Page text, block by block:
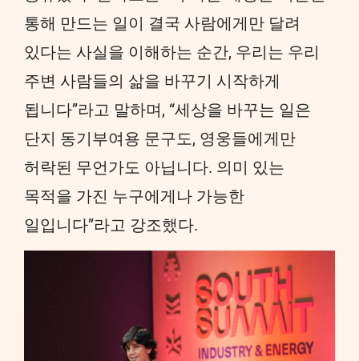
통해 만드는 일이 결국 사람에게만 달려
있다는 사실을 이해하는 순간, 우리는 우리
주변 사람들의 삶을 바꾸기 시작하게
됩니다”라고 말하며, “세상을 바꾸는 일은
단지 동기부여용 문구도, 영웅들에게만
허락된 무언가도 아닙니다. 의미 있는
목적을 가진 누구에게나 가능한
일입니다”라고 강조했다.